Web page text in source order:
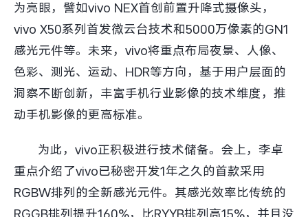
为亮眼，譬如vivo NEX首创前置升降式摄像头，
vivo X50系列首发微云台技术和5000万像素的GN1
感光元件等。未来，vivo将重点布局夜景、人像、
色彩、测光、运动、HDR等方向，基于用户层面的
洞察不断创新，丰富手机行业影像的技术维度，推
动手机影像的更高标准。
为此，vivo正积极进行技术储备。会上，李卓
重点介绍了vivo已秘密开发1年之久的首款采用
RGBW排列的全新感光元件。其感光效率比传统的
RGGB排列提升160%，比RYYB排列高15%，并且没